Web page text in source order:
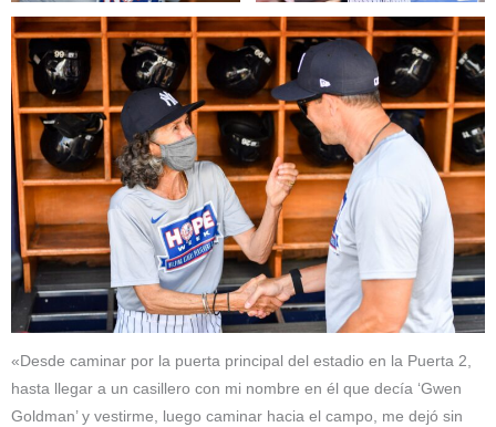
«Desde caminar por la puerta principal del estadio en la Puerta 2,
hasta llegar a un casillero con mi nombre en él que decía ‘Gwen
Goldman’ y vestirme, luego caminar hacia el campo, me dejó sin